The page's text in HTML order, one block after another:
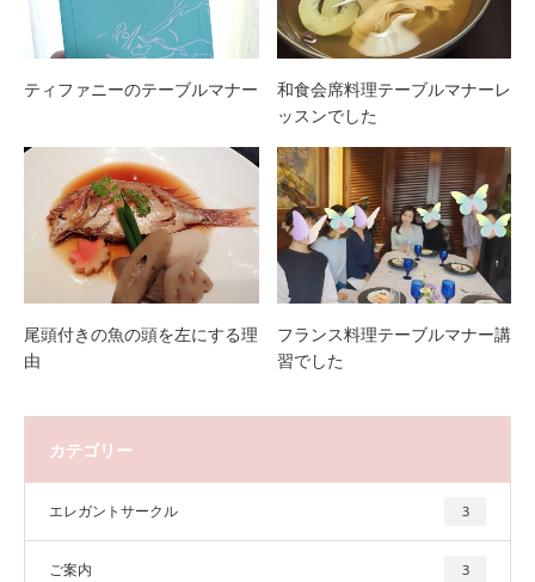
ティファニーのテーブルマナー
和食会席料理テーブルマナーレ
ッスンでした
尾頭付きの魚の頭を左にする理
由
フランス料理テーブルマナー講
習でした
カテゴリー
エレガントサークル 3
ご案内 3